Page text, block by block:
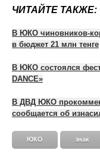
ЧИТАЙТЕ ТАКЖЕ:
В ЮКО чиновников-
в бюджет 21 млн тенге
В ЮКО состоялся
DANCE»
В ДВД ЮКО
сообщается об
ЮКО знак